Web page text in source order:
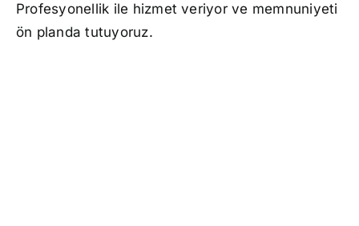
Profesyonellik ile hizmet veriyor ve memnuniyeti
ön planda tutuyoruz.